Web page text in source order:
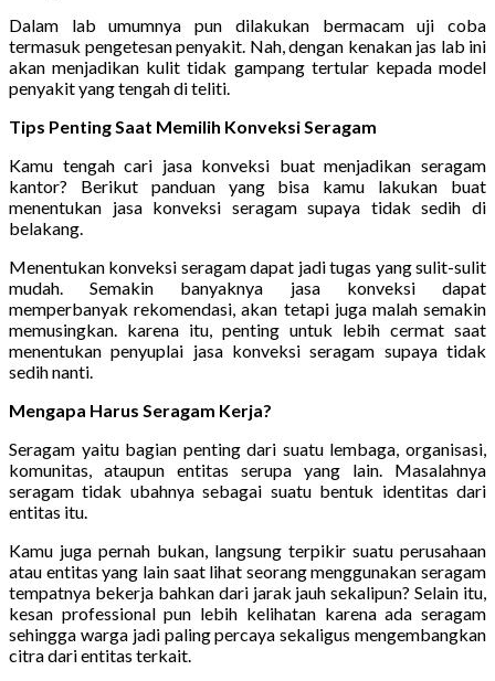
Dalam lab umumnya pun dilakukan bermacam uji coba
termasuk pengetesan penyakit. Nah, dengan kenakan jas lab ini
akan menjadikan kulit tidak gampang tertular kepada model
penyakit yang tengah di teliti.
Tips Penting Saat Memilih Konveksi Seragam
Kamu tengah cari jasa konveksi buat menjadikan seragam
kantor? Berikut panduan yang bisa kamu lakukan buat
menentukan jasa konveksi seragam supaya tidak sedih di
belakang.
Menentukan konveksi seragam dapat jadi tugas yang sulit-sulit
mudah. Semakin banyaknya jasa konveksi dapat
memperbanyak rekomendasi, akan tetapi juga malah semakin
memusingkan. karena itu, penting untuk lebih cermat saat
menentukan penyuplai jasa konveksi seragam supaya tidak
sedih nanti.
Mengapa Harus Seragam Kerja?
Seragam yaitu bagian penting dari suatu lembaga, organisasi,
komunitas, ataupun entitas serupa yang lain. Masalahnya
seragam tidak ubahnya sebagai suatu bentuk identitas dari
entitas itu.
Kamu juga pernah bukan, langsung terpikir suatu perusahaan
atau entitas yang lain saat lihat seorang menggunakan seragam
tempatnya bekerja bahkan dari jarak jauh sekalipun? Selain itu,
kesan professional pun lebih kelihatan karena ada seragam
sehingga warga jadi paling percaya sekaligus mengembangkan
citra dari entitas terkait.